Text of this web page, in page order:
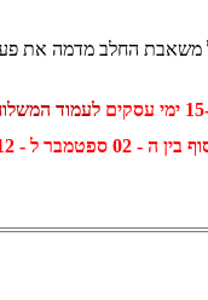
החלב מדמה את
לעמוד
ל - 12 ספטמבר